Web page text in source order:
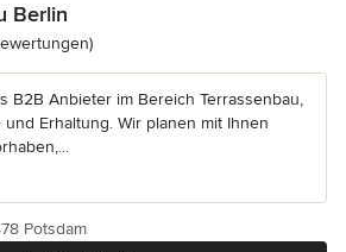
Berlin
5 von 5 Sternen
B2B Anbieter im Bereich Terrassenbau,
Erhaltung. Wir planen mit Ihnen
Potsdam